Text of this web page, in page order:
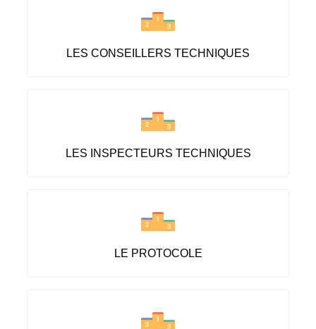
LES CONSEILLERS TECHNIQUES
LES INSPECTEURS TECHNIQUES
LE PROTOCOLE